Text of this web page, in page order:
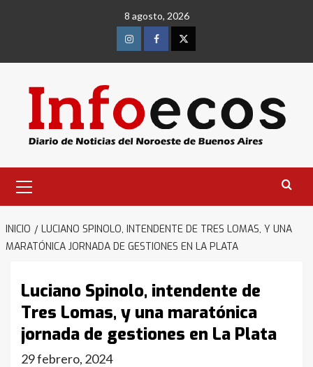
8 agosto, 2026
InstagramFacebookTwitter
primario
INICIO
LUCIANO SPINOLO, INTENDENTE DE TRES LOMAS, Y UNA
MARATÓNICA JORNADA DE GESTIONES EN LA PLATA
Luciano Spinolo, intendente de
Tres Lomas, y una maratónica
jornada de gestiones en La Plata
29 febrero, 2024